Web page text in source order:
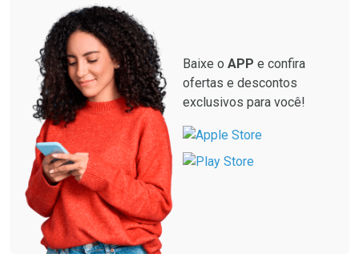
Baixe o APP e confira
ofertas e descontos
exclusivos para você!